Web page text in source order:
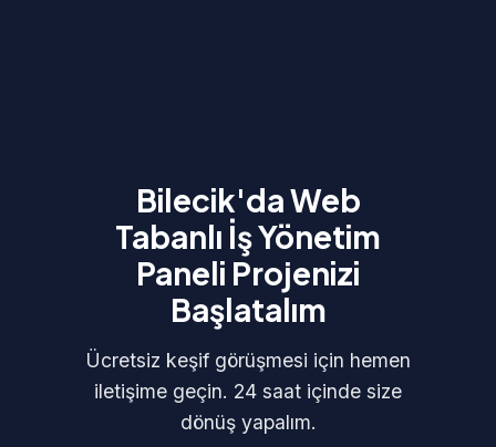
Bilecik'da Web
Tabanlı İş Yönetim
Paneli Projenizi
Başlatalım
Ücretsiz keşif görüşmesi için hemen
iletişime geçin. 24 saat içinde size
dönüş yapalım.